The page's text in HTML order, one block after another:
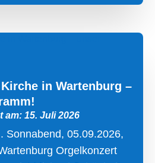
in Wartenburg –
15. Juli 2026
Sonnabend, 05.09.2026,
Orgelkonzert